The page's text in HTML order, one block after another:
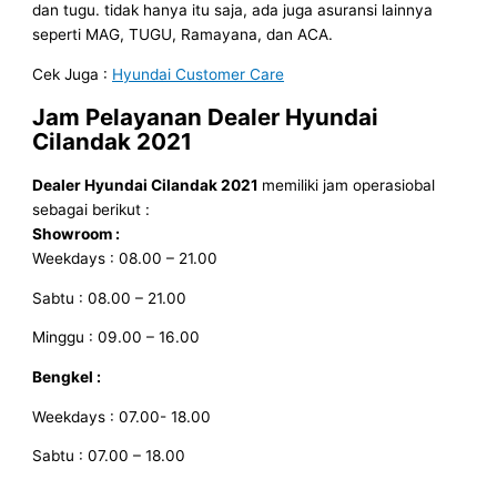
dan tugu. tidak hanya itu saja, ada juga asuransi lainnya
seperti MAG, TUGU, Ramayana, dan ACA.
Cek Juga : Hyundai Customer Care
Jam Pelayanan Dealer Hyundai
Cilandak 2021
Dealer Hyundai Cilandak2021 memiliki jam operasiobal
sebagai berikut :
Showroom :
Weekdays : 08.00 – 21.00
Sabtu : 08.00 – 21.00
Minggu : 09.00 – 16.00
Bengkel :
Weekdays : 07.00- 18.00
Sabtu : 07.00 – 18.00